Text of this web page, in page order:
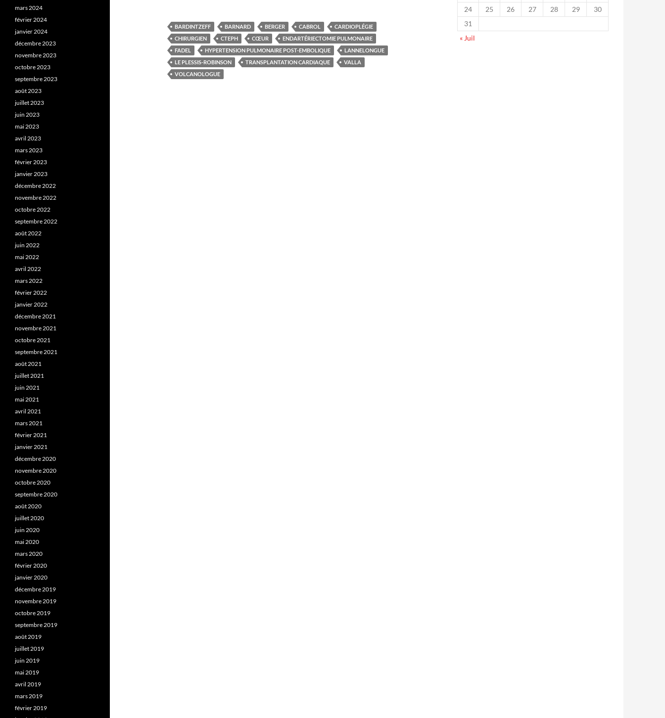
BARDINTZEFF BARNARD BERGER CABROL
CARDIOPLÉGIE
CHIRURGIEN
CTEPH CŒUR
ENDARTÉRIECTOMIE PULMONAIRE
FADEL
HYPERTENSION PULMONAIRE POST-EMBOLIQUE
LANNELONGUE
LE PLESSIS-ROBINSON
TRANSPLANTATION CARDIAQUE
VALLA
VOLCANOLOGUE
24
25 26 27 28 29
30
31
« Juil
mars 2024
février 2024
janvier 2024
décembre 2023
novembre 2023
octobre 2023
septembre 2023
août 2023
juillet 2023
juin 2023
mai 2023
avril 2023
mars 2023
février 2023
janvier 2023
décembre 2022
novembre 2022
octobre 2022
septembre 2022
août 2022
juin 2022
mai 2022
avril 2022
mars 2022
février 2022
janvier 2022
décembre 2021
novembre 2021
octobre 2021
septembre 2021
août 2021
juillet 2021
juin 2021
mai 2021
avril 2021
mars 2021
février 2021
janvier 2021
décembre 2020
novembre 2020
octobre 2020
septembre 2020
août 2020
juillet 2020
juin 2020
mai 2020
mars 2020
février 2020
janvier 2020
décembre 2019
novembre 2019
octobre 2019
septembre 2019
août 2019
juillet 2019
juin 2019
mai 2019
avril 2019
mars 2019
février 2019